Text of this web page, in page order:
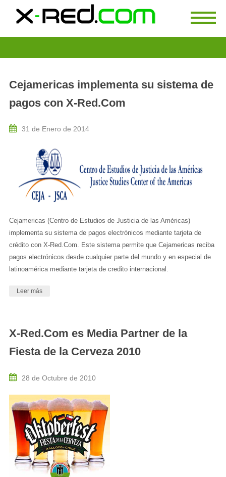
Cejamericas implementa su sistema de
pagos con X-Red.Com
31 de Enero de 2014
Cejamericas (Centro de Estudios de Justicia de las Américas)
implementa su sistema de pagos electrónicos mediante tarjeta de
crédito con X-Red.Com. Este sistema permite que Cejamericas reciba
pagos electrónicos desde cualquier parte del mundo y en especial de
latinoamérica mediante tarjeta de credito internacional.
Leer más
X-Red.Com es Media Partner de la
Fiesta de la Cerveza 2010
28 de Octubre de 2010